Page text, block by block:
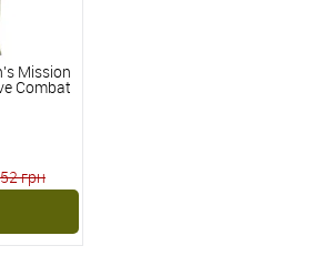
Mission
Combat
грн